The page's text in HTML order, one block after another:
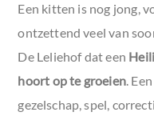
Een kitten is nog jong,
ontzettend veel van
De Leliehof dat een
hoort op te groeien.
gezelschap, spel,